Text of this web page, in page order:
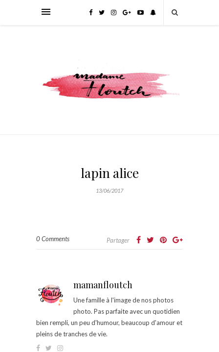
lapin alice
13/06/2017
0 Comments Partager
mamanfloutch
Une famille à l'image de nos photos
photo. Pas parfaite avec un quotidien
bien rempli, un peu d'humour, beaucoup d'amour et
pleins de tranches de vie.